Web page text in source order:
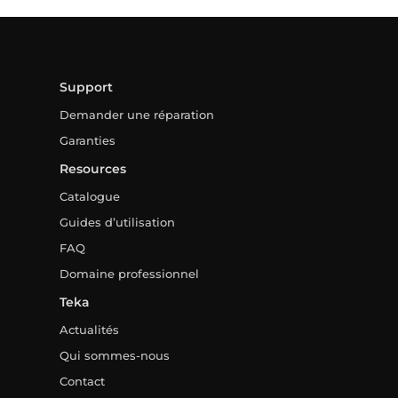
Support
Demander une réparation
Garanties
Resources
Catalogue
Guides d’utilisation
FAQ
Domaine professionnel
Teka
Actualités
Qui sommes-nous
Contact